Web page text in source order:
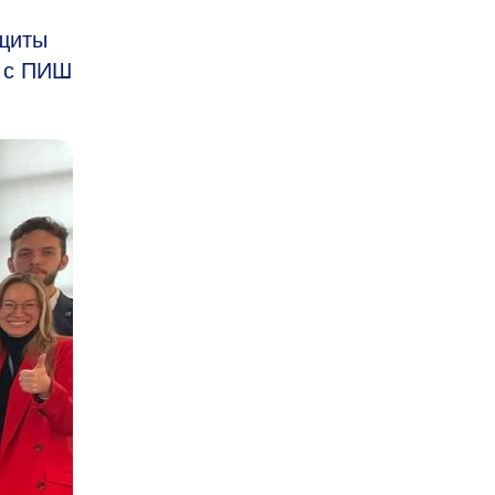
с ПИШ